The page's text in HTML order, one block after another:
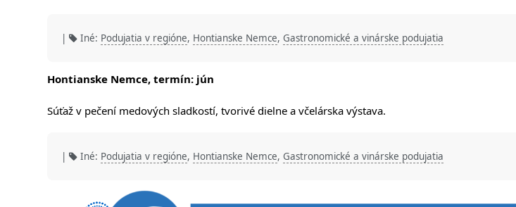
| Iné: Podujatia v regióne, Hontianske Nemce, Gastronomické a vinárske podujatia
Hontianske Nemce, termín: jún
Súťaž v pečení medových sladkostí, tvorivé dielne a včelárska výstava.
| Iné: Podujatia v regióne, Hontianske Nemce, Gastronomické a vinárske podujatia